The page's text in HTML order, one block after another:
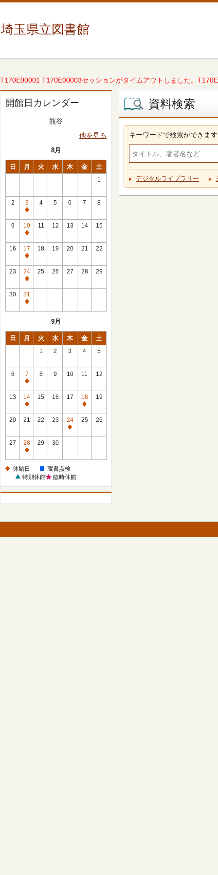
埼玉県立図書館
T170E00001 T170E00003セッションがタイムアウトしました。
開館日カレンダー
熊谷
他を見る
8月
日 月 火 水 木 金 土
1
2
3
休
館
日
4 5 6 7 8
9
10
休
館
日
11 12 13 14 15
16
17
休
館
日
18 19 20 21 22
23
24
休
館
日
25 26 27 28 29
30
31
休
9月
日 月 火 水 木 金 土
1 2 3 4 5
6
7
休
館
日
8 9 10 11 12
13
14
休
館
15 16 17
18
休
館
19
20 21 22 23
24
休
25 26
27
28
休
日
29 30
休館日
蔵書点検
特別休館
臨時休館
資料検索
キーワードで検索ができます
デジタルライブラリー